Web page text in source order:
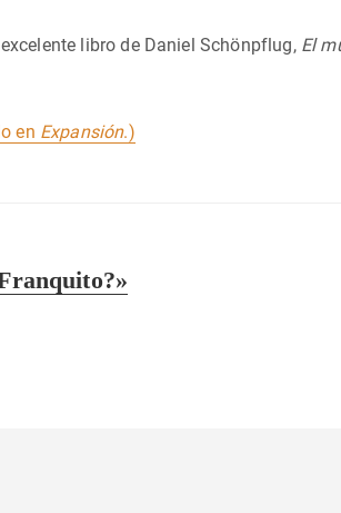
libro de Daniel Schönpflug, El
en Expansión.)